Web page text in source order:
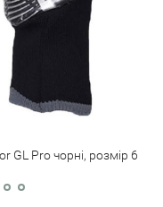
GL Pro чорні, розмір 6